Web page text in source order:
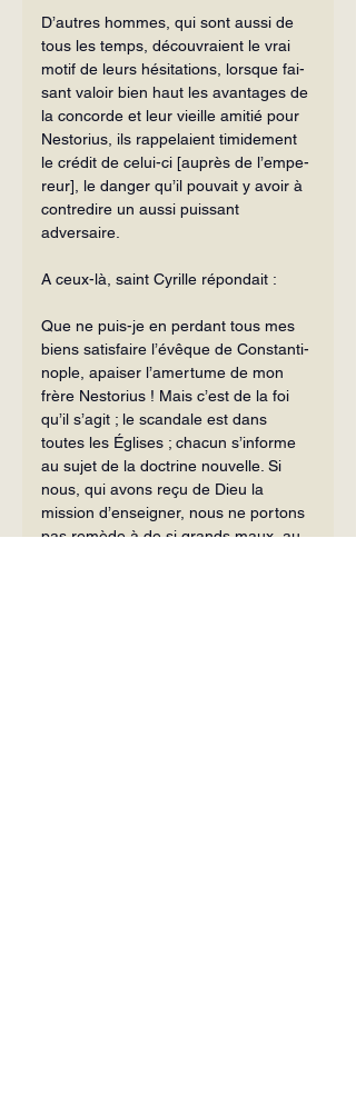
D’autres hommes, qui sont aussi de
tous les temps, découvraient le vrai
motif de leurs hésitations, lorsque fai­
sant valoir bien haut les avantages de
la concorde et leur vieille amitié pour
Nestorius, ils rappelaient timidement
le crédit de celui-ci [auprès de l’empe­
reur], le danger qu’il pouvait y avoir à
contredire un aussi puissant
adversaire.
A ceux-là, saint Cyrille répondait :
Que ne puis-je en perdant tous mes
biens satisfaire l’évêque de Constanti­
nople, apaiser l’amertume de mon
frère Nestorius ! Mais c’est de la foi
qu’il s’agit ; le scandale est dans
toutes les Églises ; chacun s’informe
au sujet de la doctrine nouvelle. Si
nous, qui avons reçu de Dieu la
mission d’ensei­gner, nous ne portons
pas remède à de si grands maux, au